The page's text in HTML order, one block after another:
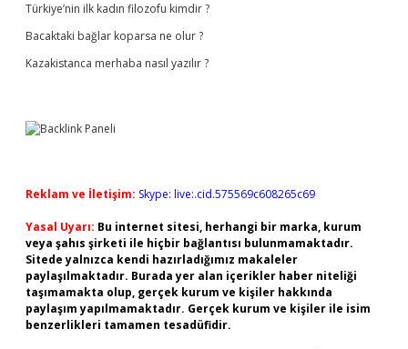
Türkiye’nin ilk kadın filozofu kimdir ?
Bacaktaki bağlar koparsa ne olur ?
Kazakistanca merhaba nasıl yazılır ?
Reklam ve İletişim: Skype: live:.cid.575569c608265c69
Yasal Uyarı: Bu internet sitesi, herhangi bir marka, kurum
veya şahıs şirketi ile hiçbir bağlantısı bulunmamaktadır.
Sitede yalnızca kendi hazırladığımız makaleler
paylaşılmaktadır. Burada yer alan içerikler haber niteliği
taşımamakta olup, gerçek kurum ve kişiler hakkında
paylaşım yapılmamaktadır. Gerçek kurum ve kişiler ile isim
benzerlikleri tamamen tesadüfidir.